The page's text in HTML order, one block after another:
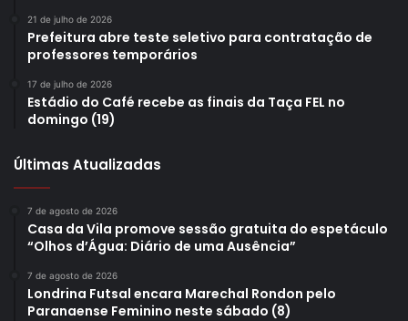
21 de julho de 2026
Prefeitura abre teste seletivo para contratação de
professores temporários
17 de julho de 2026
Estádio do Café recebe as finais da Taça FEL no
domingo (19)
Últimas Atualizadas
7 de agosto de 2026
Casa da Vila promove sessão gratuita do espetáculo
“Olhos d’Água: Diário de uma Ausência”
7 de agosto de 2026
Londrina Futsal encara Marechal Rondon pelo
Paranaense Feminino neste sábado (8)